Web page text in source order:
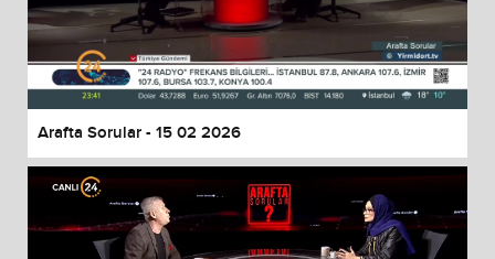
Arafta Sorular - 15 02 2026